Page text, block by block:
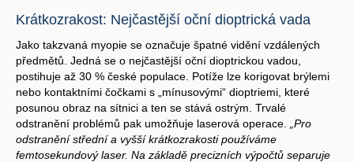
Krátkozrakost: Nejčastější oční dioptrická vada
Jako takzvaná myopie se označuje špatné vidění vzdálených
předmětů. Jedná se o nejčastější oční dioptrickou vadou,
postihuje až 30 % české populace. Potíže lze korigovat brýlemi
nebo kontaktními čočkami s „mínusovými“ dioptriemi, které
posunou obraz na sítnici a ten se stává ostrým. Trvalé
odstranění problémů pak umožňuje laserová operace.
„Pro
odstranění střední a vyšší krátkozrakosti používáme
femtosekundový laser. Na základě precizních výpočtů separuje